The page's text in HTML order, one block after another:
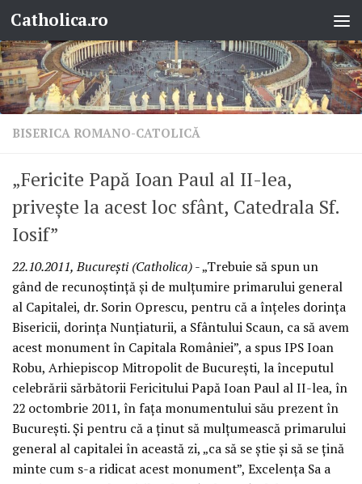
Skip to content
Catholica.ro
BISERICA ROMANO-CATOLICĂ
„Fericite Papă Ioan Paul al II-lea,
priveşte la acest loc sfânt, Catedrala Sf.
Iosif”
22.10.2011, Bucureşti (Catholica)- „Trebuie să spun un
gând de recunoştinţă şi de mulţumire primarului general
al Capitalei, dr. Sorin Oprescu, pentru că a înţeles dorinţa
Bisericii, dorinţa Nunţiaturii, a Sfântului Scaun, ca să avem
acest monument în Capitala României”, a spus IPS Ioan
Robu, Arhiepiscop Mitropolit de Bucureşti, la începutul
celebrării sărbătorii Fericitului Papă Ioan Paul al II-lea, în
22 octombrie 2011, în faţa monumentului său prezent în
Bucureşti. Şi pentru că a ţinut să mulţumească primarului
general al capitalei în această zi, „ca să se ştie şi să se ţină
minte cum s-a ridicat acest monument”, Excelenţa Sa a